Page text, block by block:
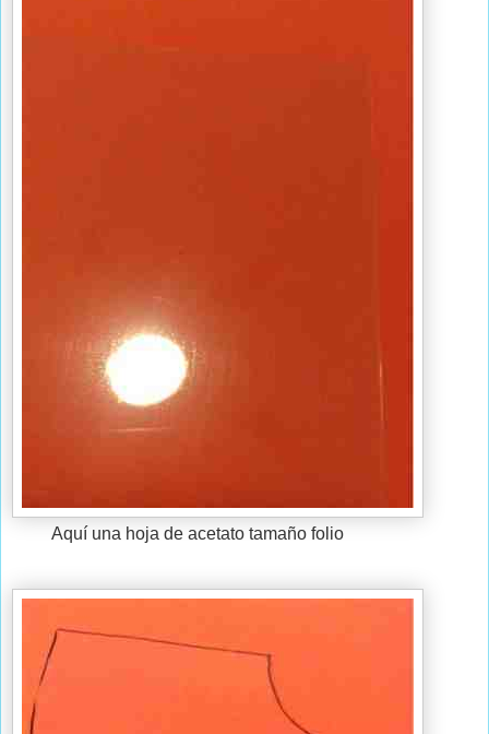
Aquí una hoja de acetato tamaño folio